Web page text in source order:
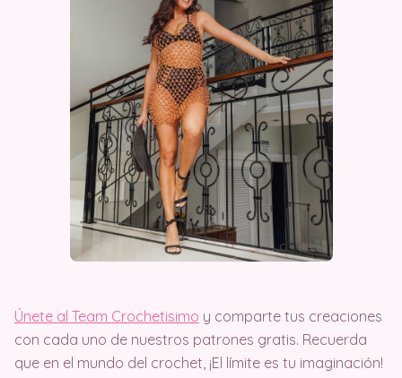
Únete al Team Crochetisimo y comparte tus creaciones
con cada uno de nuestros patrones gratis. Recuerda
que en el mundo del crochet, ¡El límite es tu imaginación!